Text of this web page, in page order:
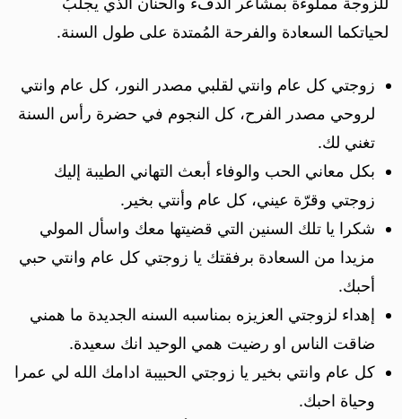
لحياتكما السعادة والفرحة المُمتدة على طول السنة.
زوجتي كل عام وانتي لقلبي مصدر النور، كل عام وانتي
لروحي مصدر الفرح، كل النجوم في حضرة رأس السنة
تغني لك.
بكل معاني الحب والوفاء أبعث التهاني الطيبة إليك
زوجتي وقرّة عيني، كل عام وأنتي بخير.
شكرا يا تلك السنين التي قضيتها معك واسأل المولي
مزيدا من السعادة برفقتك يا زوجتي كل عام وانتي حبي
أحبك.
إهداء لزوجتي العزيزه بمناسبه السنه الجديدة ما همني
ضاقت الناس او رضيت همي الوحيد انك سعيدة.
كل عام وانتي بخير يا زوجتي الحبيبة ادامك الله لي عمرا
وحياة احبك.